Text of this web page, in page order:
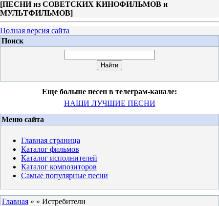
[ПЕСНИ из СОВЕТСКИХ КИНОФИЛЬМОВ и
МУЛЬТФИЛЬМОВ]
Полная версия сайта
Поиск
Еще больше песен в телеграм-канале:
НАШИ ЛУЧШИЕ ПЕСНИ
Меню сайта
Главная страница
Каталог фильмов
Каталог исполнителей
Каталог композиторов
Самые популярные песни
Главная » » Истребители